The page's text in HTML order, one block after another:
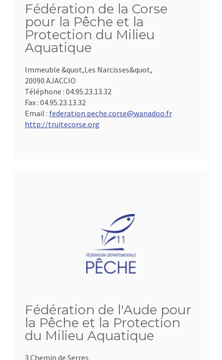
Fédération de la Corse
pour la Pêche et la
Protection du Milieu
Aquatique
Immeuble &quot,Les Narcisses&quot,
20090 AJACCIO
Téléphone : 04.95.23.13.32
Fax : 04.95.23.13.32
Email : federation.peche.corse@wanadoo.fr
http://truitecorse.org
Fédération de l'Aude pour
la Pêche et la Protection
du Milieu Aquatique
3 Chemin de Serres